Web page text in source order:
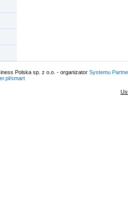
Polska sp. z o.o. - organizator Systemu
smart